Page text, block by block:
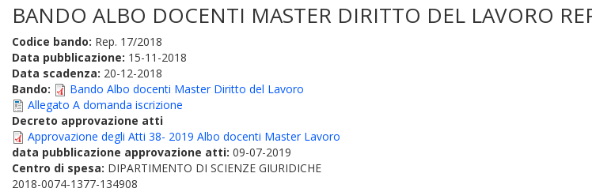
BANDO ALBO DOCENTI MASTER DIRITTO DEL LAVORO
Codice bando: Rep. 17/2018
Data pubblicazione: 15-11-2018
Data scadenza: 20-12-2018
Bando:
Bando Albo docenti Master Diritto del Lavoro
Allegato A domanda iscrizione
Decreto approvazione atti
Approvazione degli Atti 38- 2019 Albo docenti Master Lavoro
data pubblicazione approvazione atti: 09-07-2019
Centro di spesa: DIPARTIMENTO DI SCIENZE GIURIDICHE
2018-0074-1377-134908